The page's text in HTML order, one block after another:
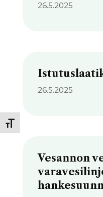
Toggle Font size
26.5.2025
26.5.2025
Vesannon